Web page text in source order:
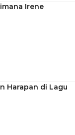
Irene
Harapan di Lagu